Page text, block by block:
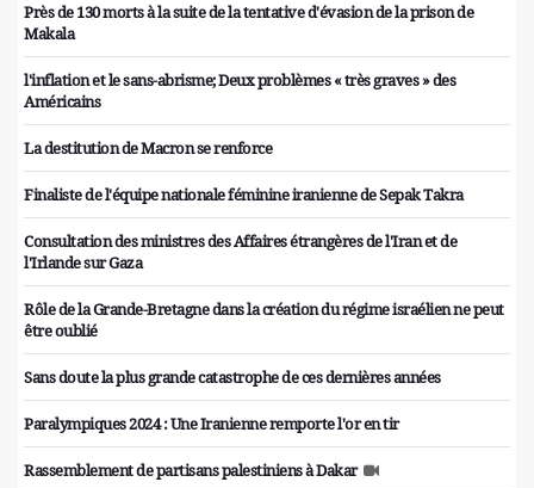
Près de 130 morts à la suite de la tentative d'évasion de la prison de
Makala
l'inflation et le sans-abrisme; Deux problèmes « très graves » des
Américains
La destitution de Macron se renforce
Finaliste de l'équipe nationale féminine iranienne de Sepak Takra
Consultation des ministres des Affaires étrangères de l'Iran et de
l'Irlande sur Gaza
Rôle de la Grande-Bretagne dans la création du régime israélien ne peut
être oublié
Sans doute la plus grande catastrophe de ces dernières années
Paralympiques 2024 : Une Iranienne remporte l'or en tir
Rassemblement de partisans palestiniens à Dakar